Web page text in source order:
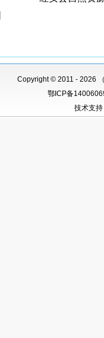
Copyright© 2011 -2026
鄂ICP备
技术支